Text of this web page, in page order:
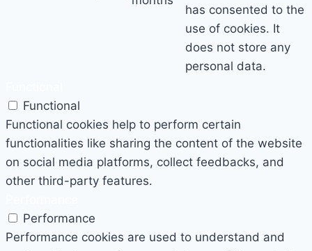
has consented to the
use of cookies. It
does not store any
personal data.
Functional
Functional cookies help to perform certain
functionalities like sharing the content of the website
on social media platforms, collect feedbacks, and
other third-party features.
Performance
Performance cookies are used to understand and